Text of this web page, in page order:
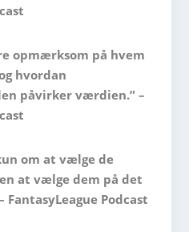
opmærksom på hvem
hvordan
påvirker værdien.” –
om at vælge de
at vælge dem på det
Podcast